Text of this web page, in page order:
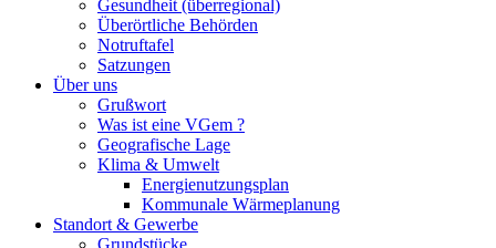
Gesundheit (überregional)
Überörtliche Behörden
Notruftafel
Satzungen
Über uns
Grußwort
Was ist eine VGem ?
Geografische Lage
Klima & Umwelt
Energienutzungsplan
Kommunale Wärmeplanung
Standort & Gewerbe
Grundstücke